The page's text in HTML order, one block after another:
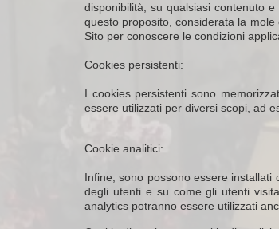
disponibilità, su qualsiasi contenuto
questo proposito, considerata la
Sito per conoscere le condizioni
Cookies persistenti:
I cookies persistenti sono
essere utilizzati per diversi scopi, ad
Cookie analitici:
Infine, sono possono essere
degli utenti e su come gli utenti
analytics potranno essere utilizzati